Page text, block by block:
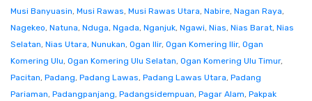
Musi Banyuasin, Musi Rawas, Musi Rawas Utara, Nabire, Nagan Raya,
Nagekeo, Natuna, Nduga, Ngada, Nganjuk, Ngawi, Nias, Nias Barat, Nias
Selatan, Nias Utara, Nunukan, Ogan Ilir, Ogan Komering Ilir, Ogan
Komering Ulu, Ogan Komering Ulu Selatan, Ogan Komering Ulu Timur,
Pacitan, Padang, Padang Lawas, Padang Lawas Utara, Padang
Pariaman, Padangpanjang, Padangsidempuan, Pagar Alam, Pakpak